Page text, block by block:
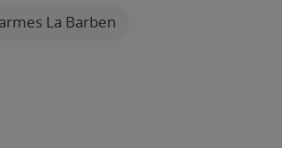
La Barben